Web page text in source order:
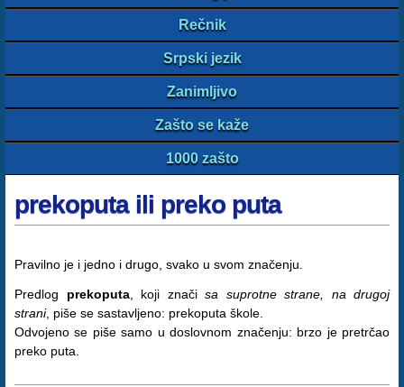
Rečnik
Srpski jezik
Zanimljivo
Zašto se kaže
1000 zašto
prekoputa ili preko puta
Pravilno je i jedno i drugo, svako u svom značenju.
Predlog prekoputa, koji znači sa suprotne strane, na drugoj
strani, piše se sastavljeno: prekoputa škole.
Odvojeno se piše samo u doslovnom značenju: brzo je pretrčao
preko puta.